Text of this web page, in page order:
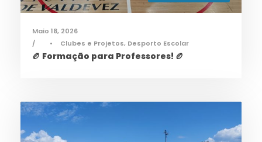
Maio 18, 2026
•
Clubes e Projetos, Desporto Escolar
🏉 Formação para Professores! 🏉